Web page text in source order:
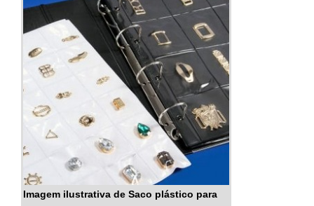
Imagem ilustrativa de Saco plástico para